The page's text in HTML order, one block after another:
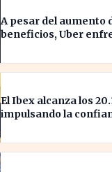
A pesar del aumento
beneficios, Uber
El Ibex alcanza los
impulsando la